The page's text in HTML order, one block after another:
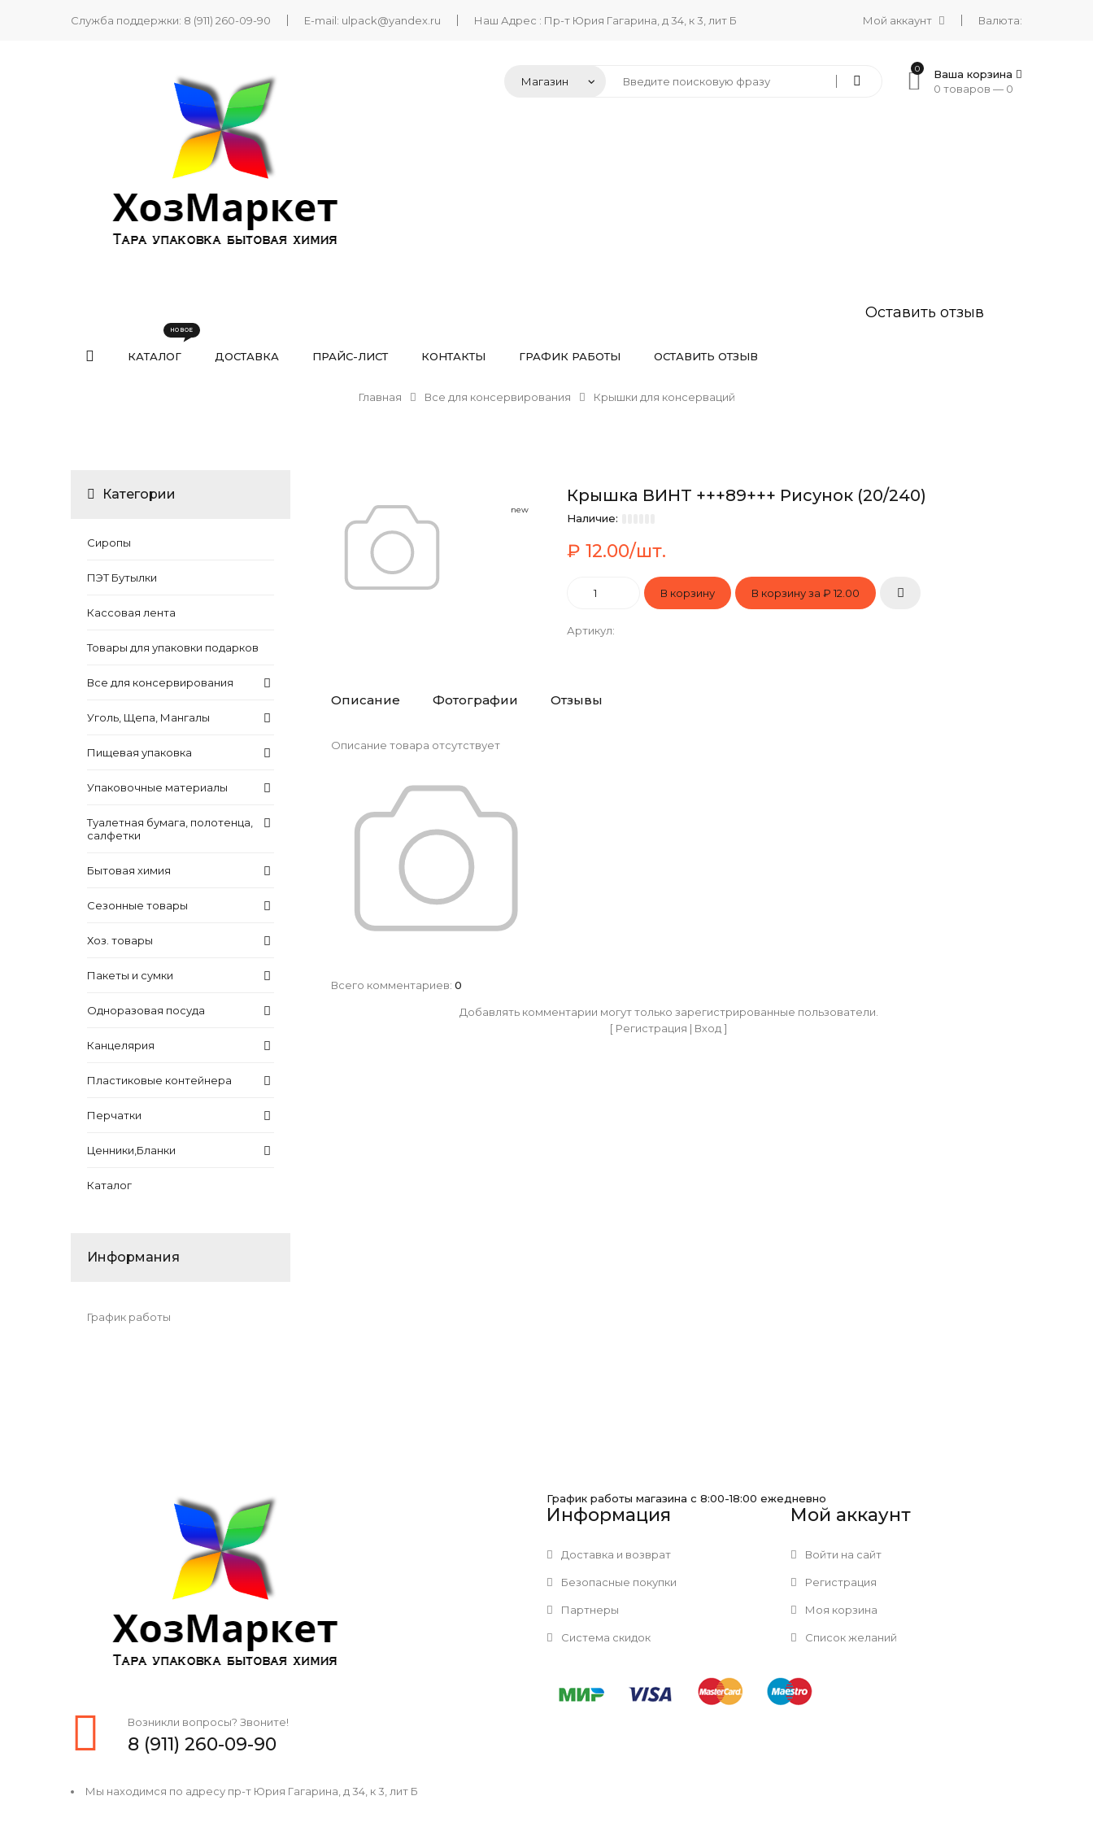
Служба поддержки: 8 (911) 260-09-90 E-mail: ulpack@yandex.ru Наш Адрес : Пр-т Юрия Гагарина, д 34, к 3, лит Б Мой аккаунт Валюта:
0
Ваша корзина
0 товаров — 0
Оставить отзыв
КАТАЛОГ ДОСТАВКА ПРАЙС-ЛИСТ КОНТАКТЫ ГРАФИК РАБОТЫ ОСТАВИТЬ ОТЗЫВ
Главная Все для консервирования Крышки для консерваций
new
Крышка ВИНТ +++89+++ Рисунок (20/240)
Наличие:
₽ 12.00/шт.
В корзину за ₽ 12.00
Артикул:
Описание Фотографии Отзывы
Описание товара отсутствует
Всего комментариев:0
Добавлять комментарии могут только зарегистрированные пользователи.
[ Регистрация | Вход ]
Категории
Сиропы
ПЭТ Бутылки
Кассовая лента
Товары для упаковки подарков
Все для консервирования
Уголь, Щепа, Мангалы
Пищевая упаковка
Упаковочные материалы
Туалетная бумага, полотенца,
салфетки
Бытовая химия
Сезонные товары
Хоз. товары
Пакеты и сумки
Одноразовая посуда
Канцелярия
Пластиковые контейнера
Перчатки
Ценники,Бланки
Каталог
Информания
График работы
Возникли вопросы? Звоните!
8 (911) 260-09-90
Мы находимся по адресу пр-т Юрия Гагарина, д 34, к 3, лит Б
График работы магазина с 8:00-18:00 ежедневно
Информация
Доставка и возврат
Безопасные покупки
Партнеры
Система скидок
Мой аккаунт
Войти на сайт
Регистрация
Моя корзина
Список желаний